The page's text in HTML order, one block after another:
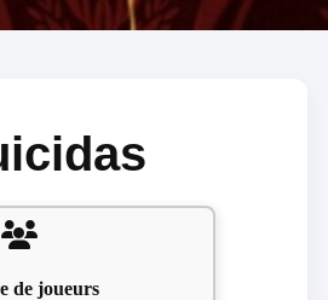
de joueurs